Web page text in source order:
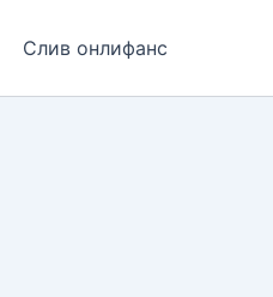
Слив онлифанс